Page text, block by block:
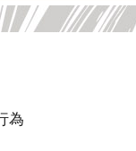
為